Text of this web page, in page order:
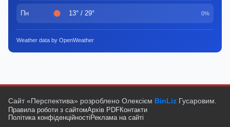
Пн 13° / 29° 0%
Weather data by OpenWeather
Сайт «Перспектива» розроблено Олексієм BinLiz Гусаровим.
Правила роботи з сайтомАрхів PDFКонтакти
Політика конфіденційності Реклама на сайті